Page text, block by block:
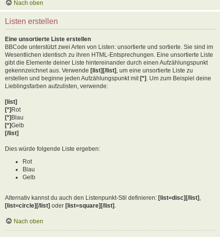
Nach oben
Listen erstellen
Eine unsortierte Liste erstellen
BBCode unterstützt zwei Arten von Listen: unsortierte und sortierte. Sie sind im
Wesentlichen identisch zu ihren HTML-Entsprechungen. Eine unsortierte Liste
gibt die Elemente deiner Liste hintereinander durch einen Aufzählungspunkt
gekennzeichnet aus. Verwende [list][/list] , um eine unsortierte Liste zu
erstellen und beginne jeden Aufzählungspunkt mit [*] . Um zum Beispiel deine
Lieblingsfarben aufzulisten, verwende:
[list]
[*] Rot
[*] Blau
[*]Gelb
[/list]
Dies würde folgende Liste ergeben:
Rot
Blau
Gelb
Alternativ kannst du auch den Listenpunkt-Stil definieren: [list=disc][/list] ,
[list=circle][/list] oder [list=square][/list] .
Nach oben